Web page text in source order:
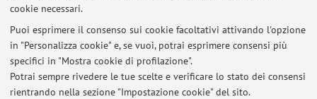
cookie necessari.
Puoi esprimere il consenso sui cookie facoltativi attivando l'opzione
in "Personalizza cookie" e, se vuoi, potrai esprimere consensi più
specifici in "Mostra cookie di profilazione".
Potrai sempre rivedere le tue scelte e verificare lo stato dei consensi
rientrando nella sezione "Impostazione cookie" del sito.
Lezione Lab21: Annullata
Pubblicato il: 13 ottobre 2025
North-South Relations in International History - grades - 12/12/2024
Pubblicato il: 18 dicembre 2024